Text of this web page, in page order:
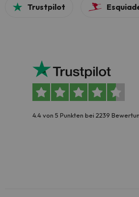
Trustpilot
4.4 von 5 Punkten bei 2239